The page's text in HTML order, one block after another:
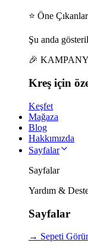
⭐ Öne Çıkanlar
Şu anda
🎉
Kreş için
Keşfet
Mağaza
Blog
Hakkımızda
Sayfalar
Sayfalar
Yardım &
Sayfalar
→ Sepeti